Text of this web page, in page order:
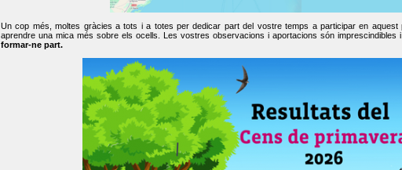
Un cop més, moltes gràcies a tots i a totes per dedicar part del vostre temps a participar en
aprendre una mica més sobre els ocells. Les vostres observacions i aportacions són imprescindibles
formar-ne part.